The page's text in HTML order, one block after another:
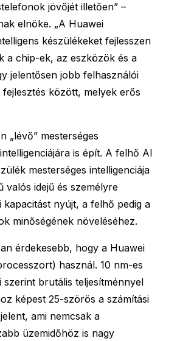
jövőjét illetően” –
elnöke. „A Huawei
készülékeket fejlesszen
a chip-ek, az eszközök és a
jelentősen jobb felhasználói
között, melyek erős
„lévő” mesterséges
is épít. A felhő AI
mesterséges intelligenciája
valós idejű és személyre
nyújt, a felhő pedig a
minőségének növeléséhez.
érdekesebb, hogy a Huawei
használ. 10 nm-es
szerint brutális teljesítménnyel
képest 25-szörös a számítási
ami nemcsak a
üzemidőhöz is nagy